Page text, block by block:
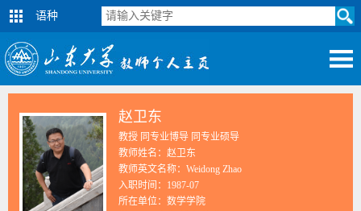
语种
赵卫东
教授 同专业博导 同专业硕导
教师姓名：赵卫东
教师英文名称：Weidong Zhao
入职时间：1987-07
所在单位：数学学院